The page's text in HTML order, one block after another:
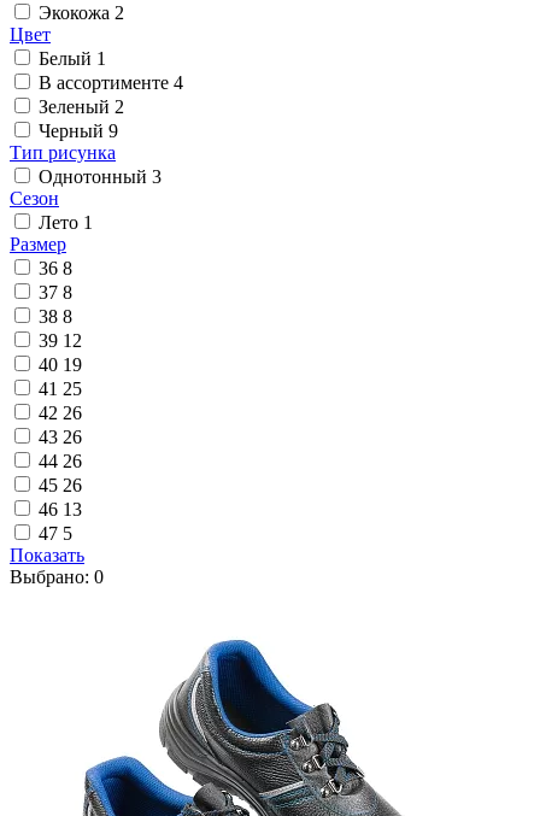
Экокожа 2
Цвет
Белый 1
В ассортименте 4
Зеленый 2
Черный 9
Тип рисунка
Однотонный 3
Сезон
Лето 1
Размер
36 8
37 8
38 8
39 12
40 19
41 25
42 26
43 26
44 26
45 26
46 13
47 5
Показать
Выбрано: 0